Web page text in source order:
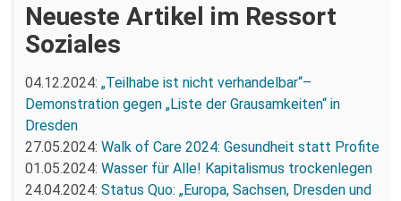
Neueste Artikel im Ressort
Soziales
04.12.2024: „Teilhabe ist nicht verhandelbar“–
Demonstration gegen „Liste der Grausamkeiten“ in
Dresden
27.05.2024: Walk of Care 2024: Gesundheit statt Profite
01.05.2024: Wasser für Alle! Kapitalismus trockenlegen
24.04.2024: Status Quo: „Europa, Sachsen, Dresden und